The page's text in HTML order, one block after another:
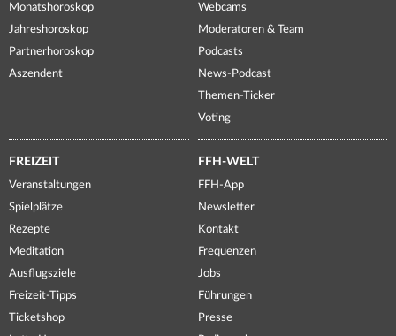
Monatshoroskop
Jahreshoroskop
Partnerhoroskop
Aszendent
Webcams
Moderatoren & Team
Podcasts
News-Podcast
Themen-Ticker
Voting
FREIZEIT
Veranstaltungen
Spielplätze
Rezepte
Meditation
Ausflugsziele
Freizeit-Tipps
Ticketshop
FFH-WELT
FFH-App
Newsletter
Kontakt
Frequenzen
Jobs
Führungen
Presse